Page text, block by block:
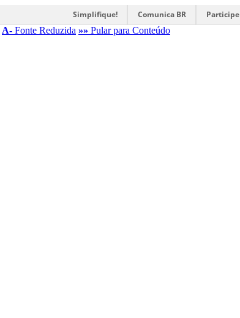
Simplifique! Comunica BR Participe
A- Fonte Reduzida »» Pular para Conteúdo